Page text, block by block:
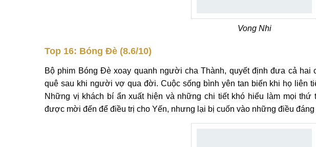
Vong Nhi
Top 16: Bóng Đè (8.6/10)
Bộ phim Bóng Đè xoay quanh người cha Thành, quyết định đưa cả hai
quê sau khi người vợ qua đời. Cuộc sống bình yên tan biến khi họ liên
Những vị khách bí ẩn xuất hiện và những chi tiết khó hiểu làm mọi thứ
được mời đến để điều trị cho Yến, nhưng lại bị cuốn vào những điều